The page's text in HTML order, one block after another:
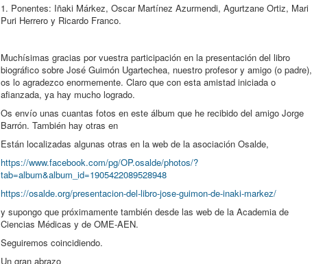
1. Ponentes: Iñaki Márkez, Oscar Martínez Azurmendi, Agurtzane Ortiz, Mari
Puri Herrero y Ricardo Franco.
Muchísimas gracias por vuestra participación en la presentación del libro
biográfico sobre José Guimón Ugartechea, nuestro profesor y amigo (o padre),
os lo agradezco enormemente. Claro que con esta amistad iniciada o
afianzada, ya hay mucho logrado.
Os envío unas cuantas fotos en este álbum que he recibido del amigo Jorge
Barrón. También hay otras en
Están localizadas algunas otras en la web de la asociación Osalde,
https://www.facebook.com/pg/OP.osalde/photos/?
tab=album&album_id=1905422089528948
https://osalde.org/presentacion-del-libro-jose-guimon-de-inaki-markez/
y supongo que próximamente también desde las web de la Academia de
Ciencias Médicas y de OME-AEN.
Seguiremos coincidiendo.
Un gran abrazo